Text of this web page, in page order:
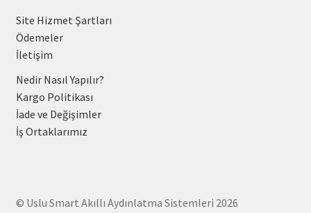
Site Hizmet Şartları
Ödemeler
İletişim
Nedir Nasıl Yapılır?
Kargo Politikası
İade ve Değişimler
İş Ortaklarımız
© Uslu Smart Akıllı Aydınlatma Sistemleri 2026